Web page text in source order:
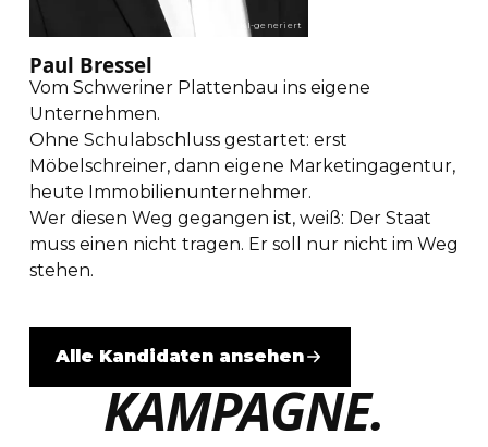
KI-generiert
Paul Bressel
Vom Schweriner Plattenbau ins eigene
Unternehmen.
Ohne Schulabschluss gestartet: erst
Möbelschreiner, dann eigene Marketingagentur,
heute Immobilienunternehmer.
Wer diesen Weg gegangen ist, weiß: Der Staat
muss einen nicht tragen. Er soll nur nicht im Weg
stehen.
Alle Kandidaten ansehen
KAMPAGNE.